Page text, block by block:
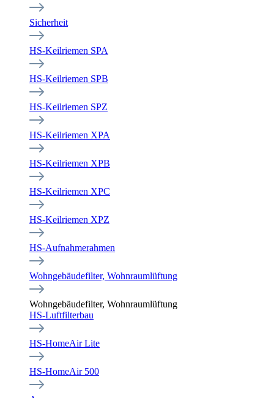
Sicherheit
HS-Keilriemen SPA
HS-Keilriemen SPB
HS-Keilriemen SPZ
HS-Keilriemen XPA
HS-Keilriemen XPB
HS-Keilriemen XPC
HS-Keilriemen XPZ
HS-Aufnahmerahmen
Wohngebäudefilter, Wohnraumlüftung
Wohngebäudefilter, Wohnraumlüftung
HS-Luftfilterbau
HS-HomeAir Lite
HS-HomeAir 500